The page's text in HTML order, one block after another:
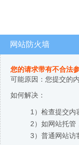
网站防火墙
您的请求带有不合法
可能原因：您提交的
如何解决：
1）检查提交内
2）如网站托管
3）普通网站访